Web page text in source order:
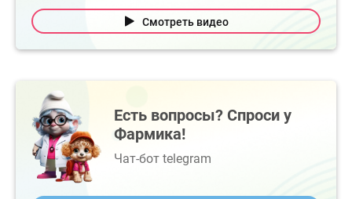
Смотреть видео
Есть вопросы? Спроси у
Фармика!
Чат-бот telegram